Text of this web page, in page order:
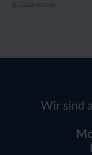
B. Guttenberg
Wir sind